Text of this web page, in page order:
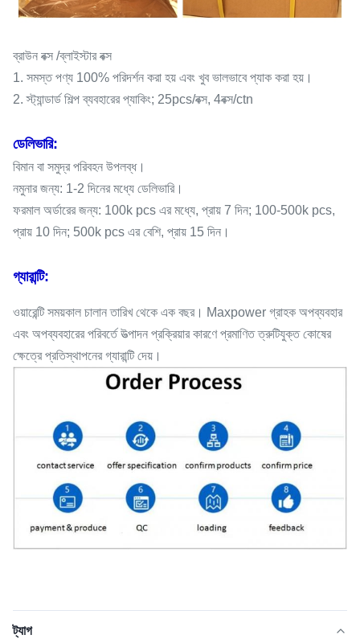
ব্রাউন বক্স /ব্লাইস্টার বক্স
1. সমস্ত পণ্য 100% পরিদর্শন করা হয় এবং খুব ভালভাবে প্যাক করা হয়।
2. স্ট্যান্ডার্ড শিল্প ব্যবহারের প্যাকিং; 25pcs/বক্স, 4বক্স/ctn
ডেলিভারি:
বিমান বা সমুদ্র পরিবহন উপলব্ধ।
নমুনার জন্য: 1-2 দিনের মধ্যে ডেলিভারি।
ফরমাল অর্ডারের জন্য: 100k pcs এর মধ্যে, প্রায় 7 দিন; 100-500k pcs,
প্রায় 10 দিন; 500k pcs এর বেশি, প্রায় 15 দিন।
গ্যারান্টি:
ওয়ারেন্টি সময়কাল চালান তারিখ থেকে এক বছর। Maxpower গ্রাহক অপব্যবহার
এবং অপব্যবহারের পরিবর্তে উত্পাদন প্রক্রিয়ার কারণে প্রমাণিত ত্রুটিযুক্ত কোষের
ক্ষেত্রে প্রতিস্থাপনের গ্যারান্টি দেয়।
ট্যাগ